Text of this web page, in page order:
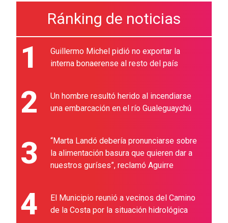
Ránking de noticias
1
Guillermo Michel pidió no exportar la
interna bonaerense al resto del país
2
Un hombre resultó herido al incendiarse
una embarcación en el río Gualeguaychú
3
“Marta Landó debería pronunciarse sobre
la alimentación basura que quieren dar a
nuestros guríses”, reclamó Aguirre
4
El Municipio reunió a vecinos del Camino
de la Costa por la situación hidrológica